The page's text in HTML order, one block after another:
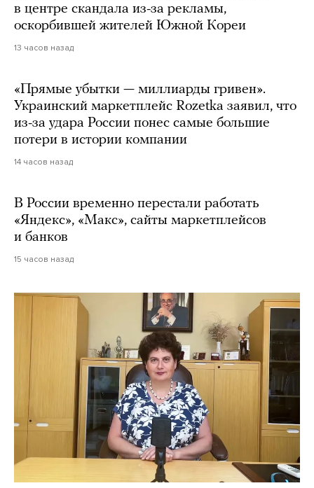
в центре скандала из-за рекламы,
оскорбившей жителей Южной Кореи
13 часов назад
«Прямые убытки — миллиарды гривен».
Украинский маркетплейс Rozetka заявил, что
из-за удара России понес самые большие
потери в истории компании
14 часов назад
В России временно перестали работать
«Яндекс», «Макс», сайты маркетплейсов
и банков
15 часов назад